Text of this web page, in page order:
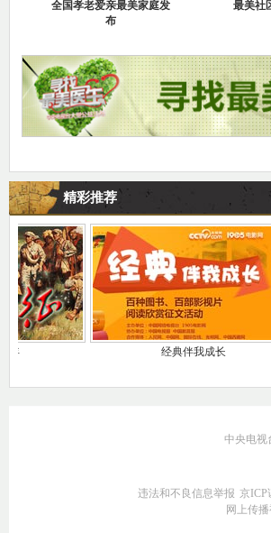
精彩推荐
中央电视
违法和不良信息举报 京ICP
网上传